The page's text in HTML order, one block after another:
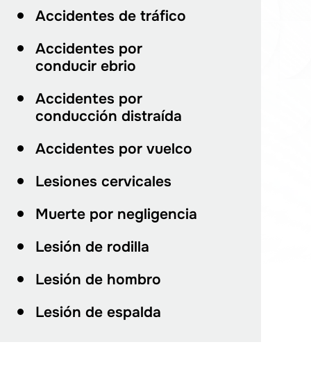
Accidentes de tráfico
Accidentes por
conducir ebrio
Accidentes por
conducción distraída
Accidentes por vuelco
Lesiones cervicales
Muerte por negligencia
Lesión de rodilla
Lesión de hombro
Lesión de espalda